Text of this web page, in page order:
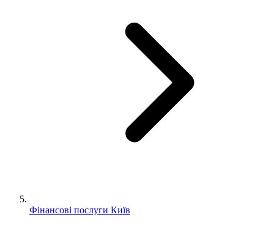
Фінансові послуги Київ